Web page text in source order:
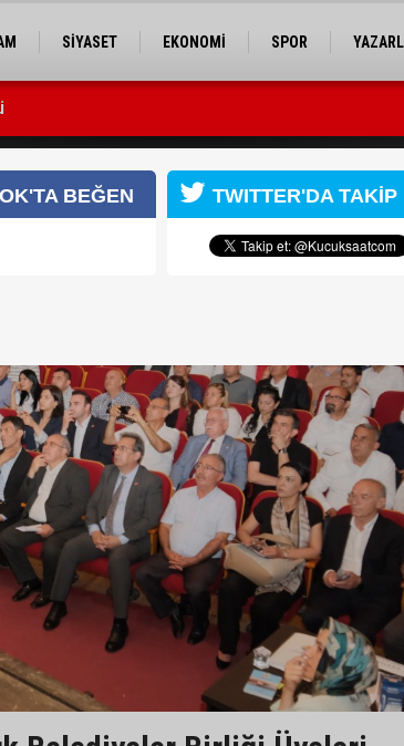
SİYASET EKONOMİ SPOR
Üyeleri Seçildi
BEĞEN TWITTER'DA TAKİP